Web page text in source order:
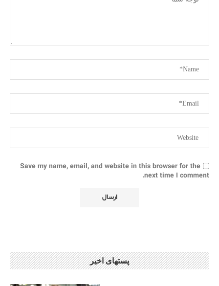
Save my name, email, and website in this browser for the
next time I comment.
پستهای اخیر